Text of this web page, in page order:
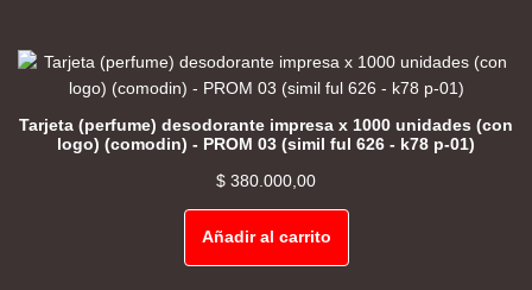
Tarjeta (perfume) desodorante impresa x 1000 unidades (con
logo) (comodin) - PROM 03 (simil ful 626 - k78 p-01)
$ 380.000,00
Añadir al carrito